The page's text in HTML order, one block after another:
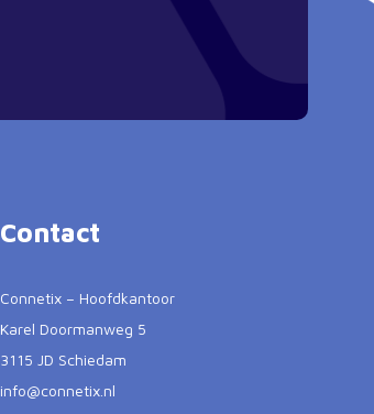
Contact
Connetix – Hoofdkantoor
Karel Doormanweg 5
3115 JD Schiedam
info@connetix.nl